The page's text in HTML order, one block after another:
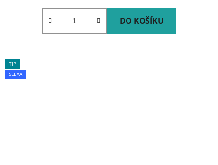
DO KOŠÍKU
TIP
SLEVA